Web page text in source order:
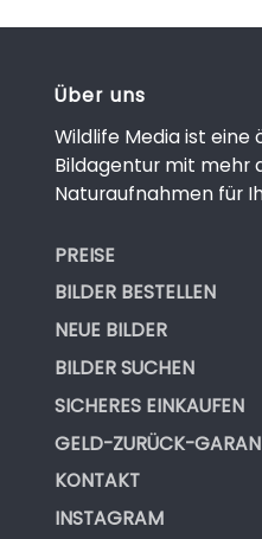
Über uns
Wildlife Media ist eine
Bildagentur mit mehr
Naturaufnahmen für
PREISE
BILDER BESTELLEN
NEUE BILDER
BILDER SUCHEN
SICHERES EINKAUFEN
GELD-ZURÜCK-
KONTAKT
INSTAGRAM